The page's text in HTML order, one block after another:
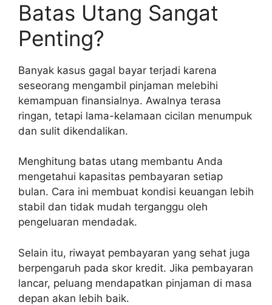
Batas Utang Sangat
Penting?
Banyak kasus gagal bayar terjadi karena
seseorang mengambil pinjaman melebihi
kemampuan finansialnya. Awalnya terasa
ringan, tetapi lama-kelamaan cicilan menumpuk
dan sulit dikendalikan.
Menghitung batas utang membantu Anda
mengetahui kapasitas pembayaran setiap
bulan. Cara ini membuat kondisi keuangan lebih
stabil dan tidak mudah terganggu oleh
pengeluaran mendadak.
Selain itu, riwayat pembayaran yang sehat juga
berpengaruh pada skor kredit. Jika pembayaran
lancar, peluang mendapatkan pinjaman di masa
depan akan lebih baik.